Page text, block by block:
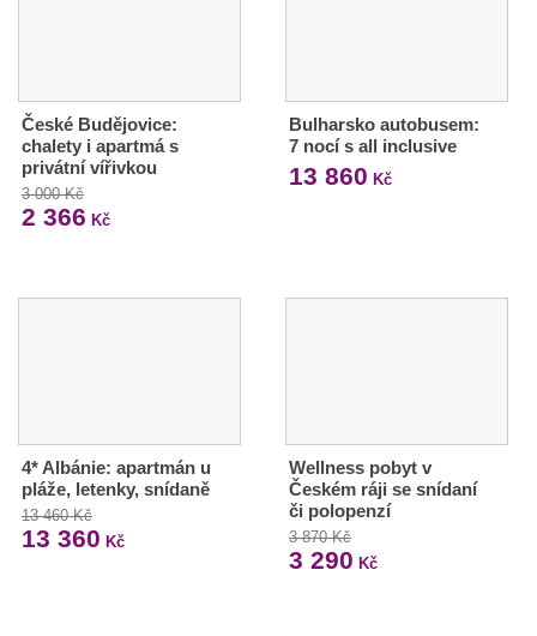
České Budějovice:
chalety i apartmá s
privátní vířivkou
3 000 Kč
2 366 Kč
Bulharsko autobusem:
7 nocí s all inclusive
13 860 Kč
4* Albánie: apartmán u
pláže, letenky, snídaně
13 460 Kč
13 360 Kč
Wellness pobyt v
Českém ráji se snídaní
či polopenzí
3 870 Kč
3 290 Kč